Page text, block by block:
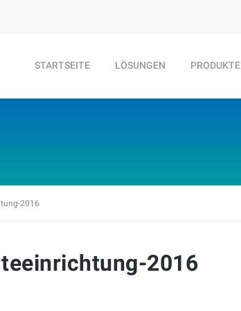
STARTSEITE LÖSUNGEN PRODUKTE
2016
2016